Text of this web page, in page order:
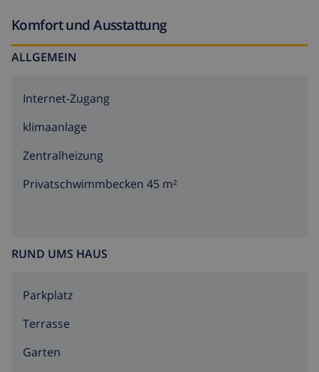
Komfort und Ausstattung
ALLGEMEIN
Internet-Zugang
klimaanlage
Zentralheizung
Privatschwimmbecken 45 m²
RUND UMS HAUS
Parkplatz
Terrasse
Garten